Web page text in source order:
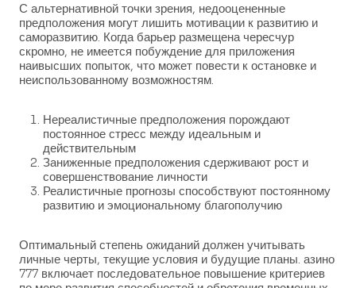
С альтернативной точки зрения, недооцененные
предположения могут лишить мотивации к развитию и
саморазвитию. Когда барьер размещена чересчур
скромно, не имеется побуждение для приложения
наивысших попыток, что может повести к остановке и
неиспользованному возможностям.
Нереалистичные предположения порождают
постоянное стресс между идеальным и
действительным
Заниженные предположения сдерживают рост и
совершенствование личности
Реалистичные прогнозы способствуют постоянному
развитию и эмоциональному благополучию
Оптимальный степень ожиданий должен учитывать
личные черты, текущие условия и будущие планы. азино
777 включает последовательное повышение критериев